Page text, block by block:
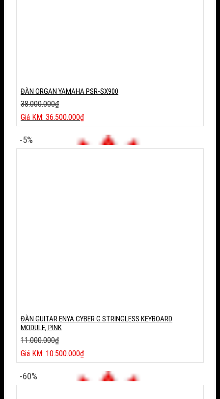
ĐÀN ORGAN YAMAHA PSR-SX900
38.000.000₫
Giá
gốc
là:
38.000.000₫.
36.500.000₫
Giá
hiện
tại
-5%
ĐÀN GUITAR ENYA CYBER G STRINGLESS KEYBOARD
MODULE, PINK
11.000.000₫
Giá
gốc
là:
11.000.000₫.
10.500.000₫
Giá
hiện
tại
-60%